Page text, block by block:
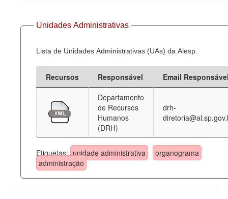
Unidades Administrativas
Lista de Unidades Administrativas (UAs) da Alesp.
Recursos Responsável
Email
Departamento
de Recursos
Humanos
(DRH)
drh-
Etiquetas: unidade administrativa
organograma
administração